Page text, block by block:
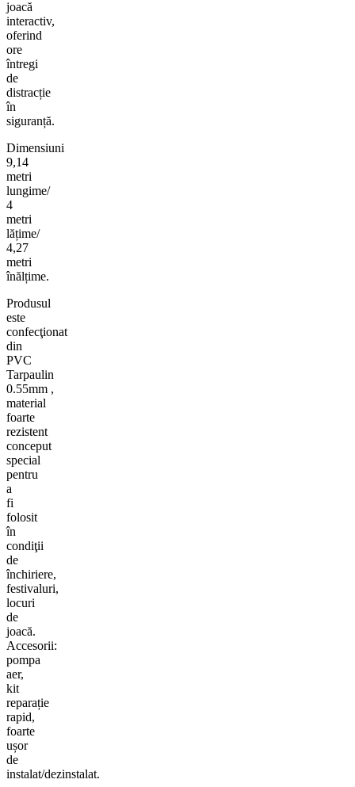
joacă
interactiv,
oferind
ore
întregi
de
distracție
în
siguranță.
Dimensiuni
9,14
metri
lungime/
4
metri
lățime/
4,27
metri
înălțime.
Produsul
este
confecţionat
din
PVC
Tarpaulin
0.55mm ,
material
foarte
rezistent
conceput
special
pentru
a
fi
folosit
în
condiţii
de
închiriere,
festivaluri,
locuri
de
joacă.
Accesorii:
pompa
aer,
kit
reparație
rapid,
foarte
ușor
de
instalat/dezinstalat.